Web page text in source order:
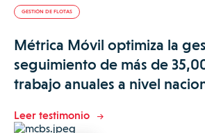
GESTIÓN DE FLOTAS
Métrica Móvil optimiza la
seguimiento de más de
trabajo anuales a nivel
Leer testimonio